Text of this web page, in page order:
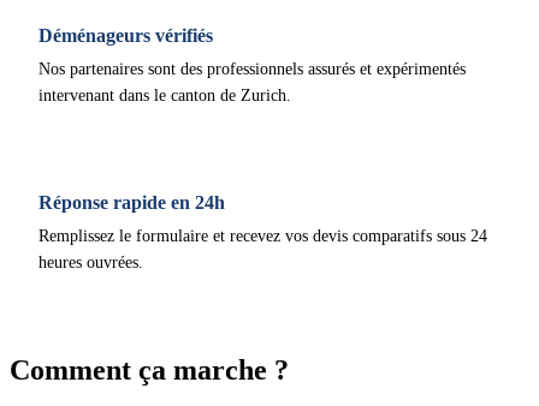
Déménageurs vérifiés
Nos partenaires sont des professionnels assurés et expérimentés
intervenant dans le canton de Zurich.
Réponse rapide en 24h
Remplissez le formulaire et recevez vos devis comparatifs sous 24
heures ouvrées.
Comment ça marche ?